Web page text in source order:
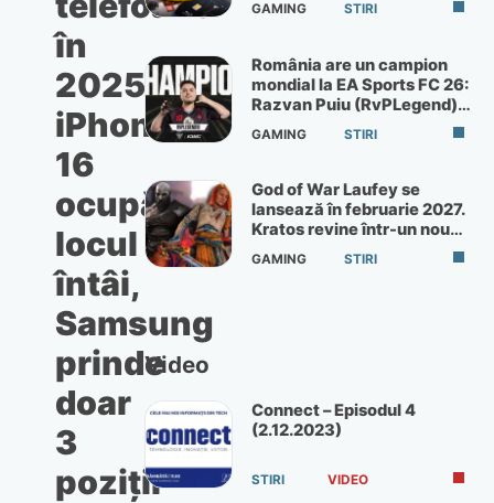
în
2025:
iPhone
16
ocupă
locul
întâi,
Samsung
prinde
doar
3
poziții
GAMING STIRI
România are un campion
mondial la EA Sports FC 26:
Razvan Puiu (RvPLegend)
câștigă turneul de la Paris
GAMING STIRI
God of War Laufey se
lansează în februarie 2027.
Kratos revine într-un nou
God of War
GAMING STIRI
Video
Connect – Episodul 4
(2.12.2023)
STIRI VIDEO